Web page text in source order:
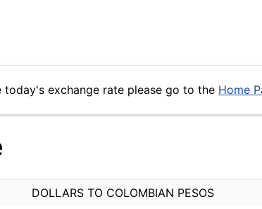
exchange rate please go to the Home
DOLLARS TO COLOMBIAN PESOS